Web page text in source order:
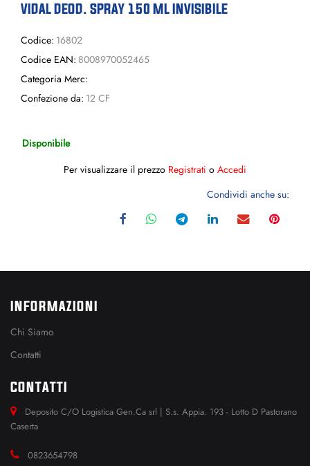
VIDAL DEOD. SPRAY 150 ML INVISIBILE
Codice: 16802
Codice EAN: 8008970052465
Categoria Merc:
Confezione da: 12 CF
Disponibile
Per visualizzare il prezzo Registrati o Accedi
Condividi anche su:
INFORMAZIONI
Chi Siamo
Contatti
CONTATTI
Deposito C/O Logistica Gen.Ca srl | S.s. Appia. 193 - Lotto D Pastorano
Caserta
0823654798